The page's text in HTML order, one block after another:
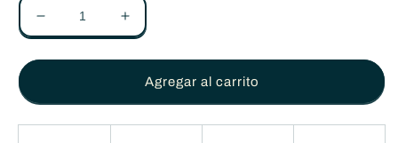
Reducir
cantidad
para
Aumentar
cantidad
para
Granola
Agregar al carrito